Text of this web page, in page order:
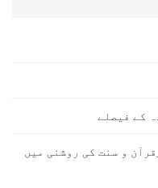
کے فیصلے
و سنت کی روشنی میں